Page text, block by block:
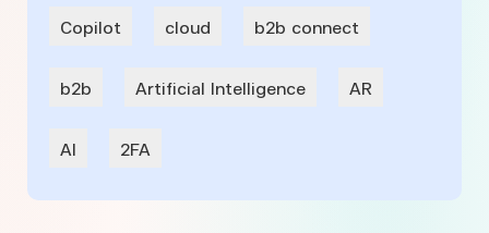
Copilot cloud b2b connect
b2b Artificial Intelligence AR
AI 2FA